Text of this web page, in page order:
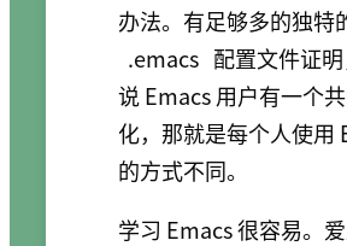
办法。有足够多的独特
.emacs 配置文件证
说 Emacs 用户有一个
化，那就是每个人使用
的方式不同。
学习 Emacs 很容易。